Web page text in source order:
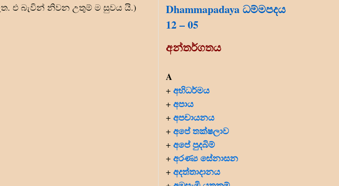
එ බැවින් නිවන උතුම් ම සුවය යි.)
Dhammapadaya ධම්මපදය
12 – 05
අන්තර්ගතය
A
+ අභිධර්මය
+ අපාය
+ අපචායනය
+ අපේ තක්ෂලාව
+ අපේ පුදබිම්
+ අරණ්‍ය සේනාසන
+ අදත්තාදානය